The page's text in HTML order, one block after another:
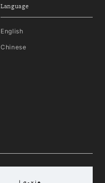
Language
English
Chinese